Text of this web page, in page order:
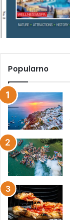
A
Popularno